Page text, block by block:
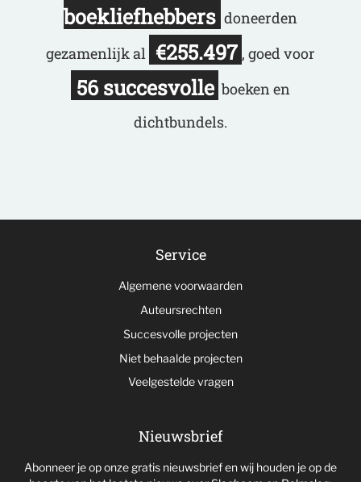
boekliefhebbers doneerden
gezamenlijk al €255.497 , goed voor
56 succesvolle boeken en
dichtbundels.
Service
Algemene voorwaarden
Auteursrechten
Succesvolle projecten
Niet behaalde projecten
Veelgestelde vragen
Nieuwsbrief
Abonneer je op onze gratis nieuwsbrief en wij houden je op de